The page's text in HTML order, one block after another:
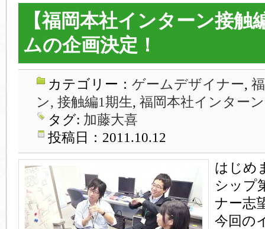
【福岡本社インターン接触
ムの企画決定！
カテゴリー： ゲームデザイナー,
ン, 接触編1期生, 福岡本社インターン
タグ: 加藤大喜
投稿日：2011.10.12
はじめ
シップ
ナー志
今回の